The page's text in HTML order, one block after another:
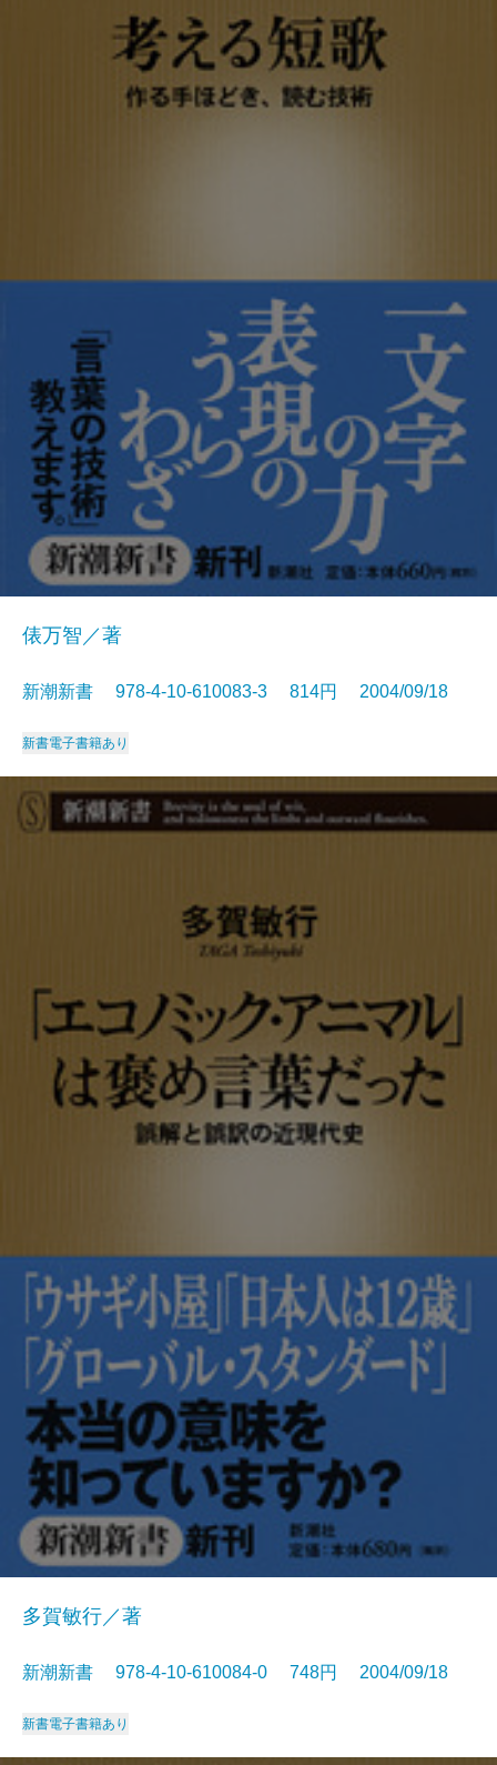
俵万智／著
新潮新書 978-4-10-610083-3 814円 2004/09/18
新書電子書籍あり
多賀敏行／著
新潮新書 978-4-10-610084-0 748円 2004/09/18
新書電子書籍あり